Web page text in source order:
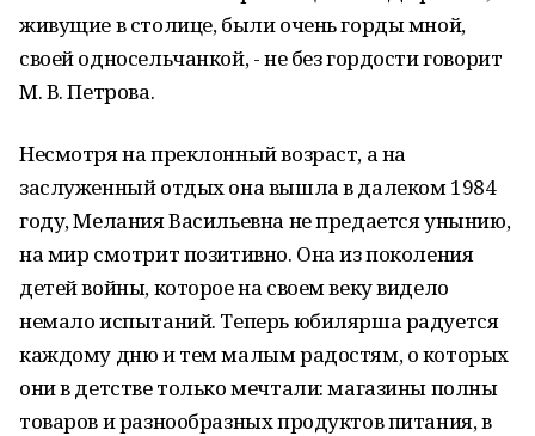
живущие в столице, были очень горды мной,
своей односельчанкой, - не без гордости говорит
М. В. Петрова.
Несмотря на преклонный возраст, а на
заслуженный отдых она вышла в далеком 1984
году, Мелания Васильевна не предается унынию,
на мир смотрит позитивно. Она из поколения
детей войны, которое на своем веку видело
немало испытаний. Теперь юбилярша радуется
каждому дню и тем малым радостям, о которых
они в детстве только мечтали: магазины полны
товаров и разнообразных продуктов питания, в